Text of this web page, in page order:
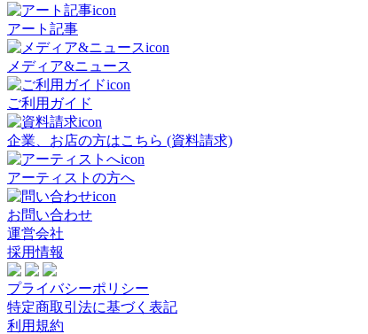
アート記事
メディア&ニュース
ご利用ガイド
企業、お店の方はこちら (資料請求)
アーティストの方へ
お問い合わせ
運営会社
採用情報
プライバシーポリシー
特定商取引法に基づく表記
利用規約